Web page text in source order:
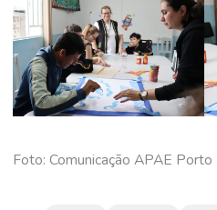
Foto: Comunicação APAE Porto